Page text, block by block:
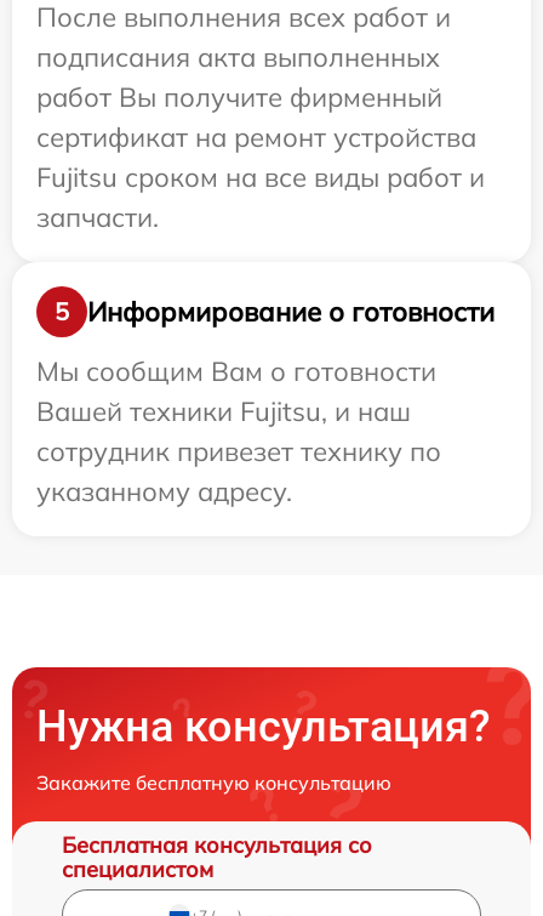
После выполнения всех работ и
подписания акта выполненных
работ Вы получите фирменный
сертификат на ремонт устройства
Fujitsu сроком на все виды работ и
запчасти.
5
Информирование о готовности
Мы сообщим Вам о готовности
Вашей техники Fujitsu, и наш
сотрудник привезет технику по
указанному адресу.
Нужна консультация?
Закажите бесплатную консультацию
Бесплатная консультация со
специалистом